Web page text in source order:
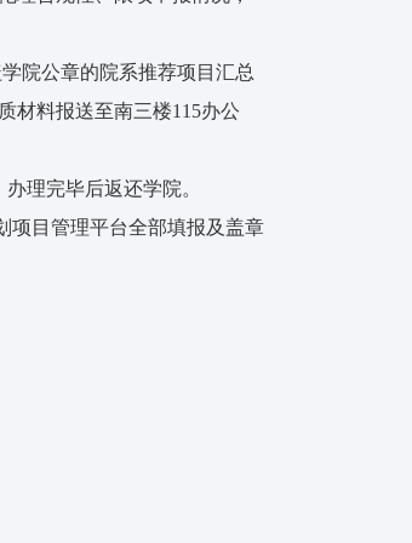
院公章的院系推荐项目汇总
材料报送至南三楼115办公
理完毕后返还学院。
项目管理平台全部填报及盖章